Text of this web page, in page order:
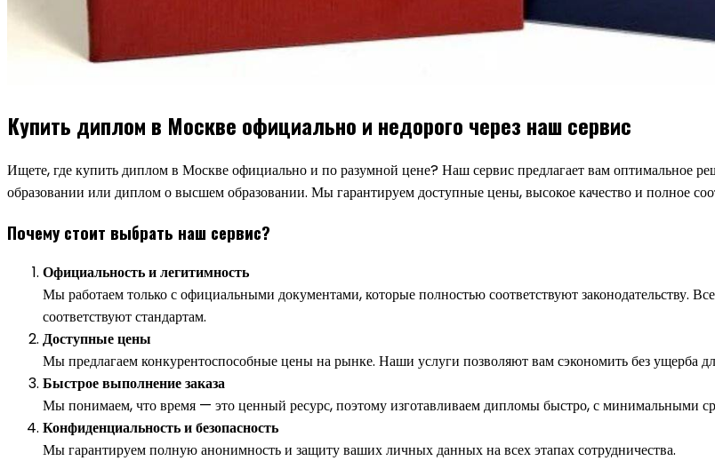
Купить диплом в Москве официально и недорого через наш сервис
Ищете, где купить диплом в Москве официально и по разумной цене? Наш сервис предлагает вам оптимальное
образовании или диплом о высшем образовании. Мы гарантируем доступные цены, высокое качество и полное
Почему стоит выбрать наш сервис?
Официальность и легитимность
Мы работаем только с официальными документами, которые полностью соответствуют законодательству.
соответствуют стандартам.
Доступные цены
Мы предлагаем конкурентоспособные цены на рынке. Наши услуги позволяют вам сэкономить без ущерба
Быстрое выполнение заказа
Мы понимаем, что время — это ценный ресурс, поэтому изготавливаем дипломы быстро, с минимальными
Конфиденциальность и безопасность
Мы гарантируем полную анонимность и защиту ваших личных данных на всех этапах сотрудничества.